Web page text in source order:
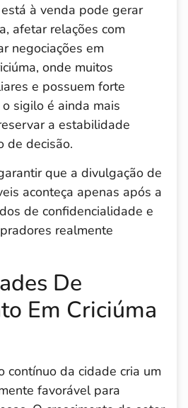
à venda pode gerar
afetar relações com
negociações em
onde muitos
e possuem forte
sigilo é ainda mais
a estabilidade
de decisão.
que a divulgação de
aconteça apenas após a
de confidencialidade e
realmente
De
Em Criciúma
contínuo da cidade cria um
favorável para